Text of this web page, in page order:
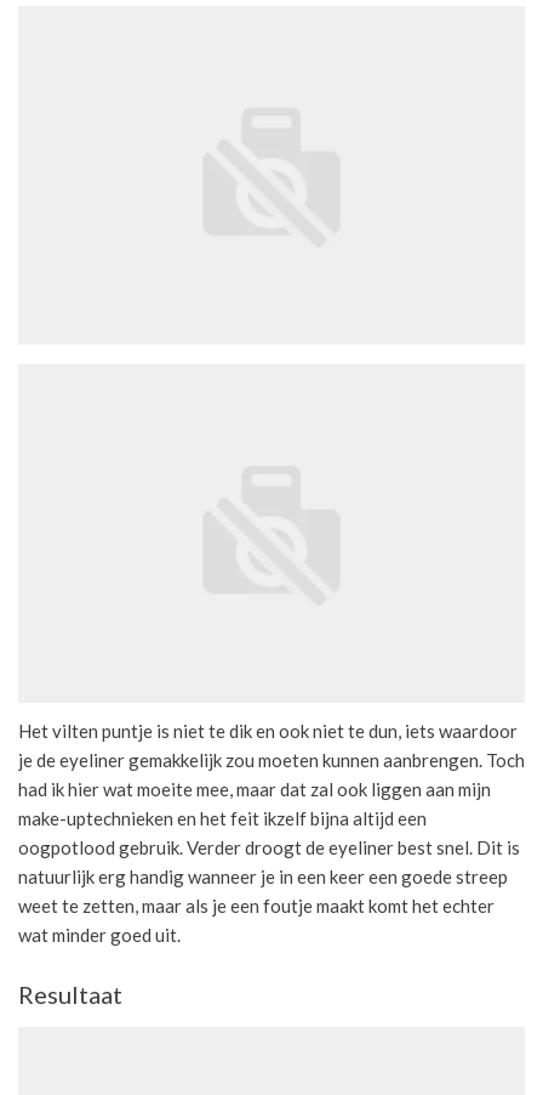
Het vilten puntje is niet te dik en ook niet te dun, iets waardoor
je de eyeliner gemakkelijk zou moeten kunnen aanbrengen. Toch
had ik hier wat moeite mee, maar dat zal ook liggen aan mijn
make-uptechnieken en het feit ikzelf bijna altijd een
oogpotlood gebruik. Verder droogt de eyeliner best snel. Dit is
natuurlijk erg handig wanneer je in een keer een goede streep
weet te zetten, maar als je een foutje maakt komt het echter
wat minder goed uit.
Resultaat